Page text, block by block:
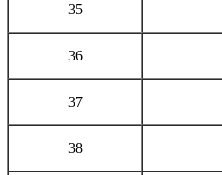
35
36
37
38